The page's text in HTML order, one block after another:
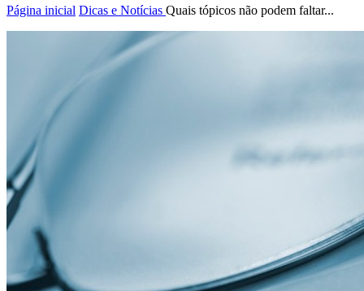
Página inicial Dicas e Notícias Quais tópicos não podem faltar...